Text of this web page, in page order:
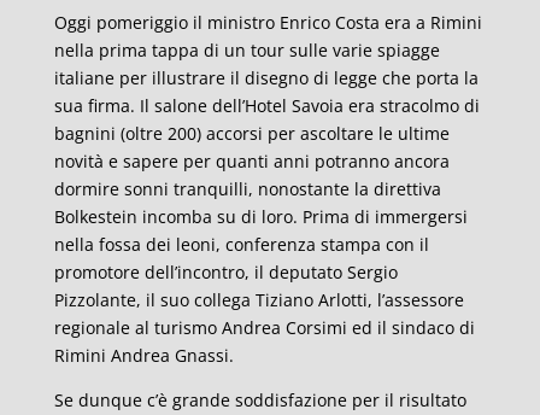
Oggi pomeriggio il ministro Enrico Costa era a Rimini
nella prima tappa di un tour sulle varie spiagge
italiane per illustrare il disegno di legge che porta la
sua firma. Il salone dell’Hotel Savoia era stracolmo di
bagnini (oltre 200) accorsi per ascoltare le ultime
novità e sapere per quanti anni potranno ancora
dormire sonni tranquilli, nonostante la direttiva
Bolkestein incomba su di loro. Prima di immergersi
nella fossa dei leoni, conferenza stampa con il
promotore dell’incontro, il deputato Sergio
Pizzolante, il suo collega Tiziano Arlotti, l’assessore
regionale al turismo Andrea Corsimi ed il sindaco di
Rimini Andrea Gnassi.
Se dunque c’è grande soddisfazione per il risultato